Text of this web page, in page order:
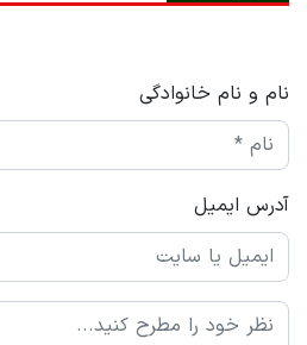
نام و نام خانوادگی
آدرس ایمیل